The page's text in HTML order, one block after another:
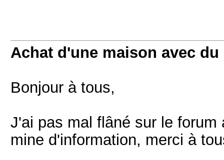
Achat d'une maison avec du
Bonjour à tous,
J'ai pas mal flâné sur le
mine d'information, merci à